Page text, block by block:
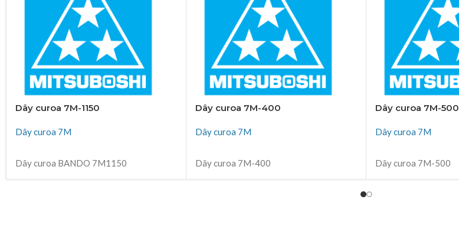
Dây curoa 7M-1150
Dây curoa 7M
Dây curoa BANDO 7M1150
Dây curoa 7M-400
Dây curoa 7M
Dây curoa 7M-400
Dây curoa 7M-500
Dây curoa 7M
Dây curoa 7M-500